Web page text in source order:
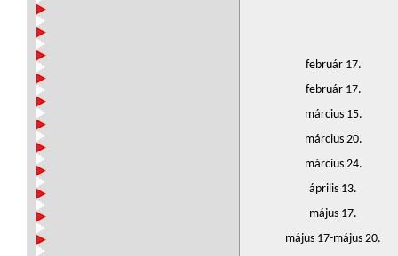
február 17.
február 17.
március 15.
március 20.
március 24.
április 13.
május 17.
május 17-május 20.